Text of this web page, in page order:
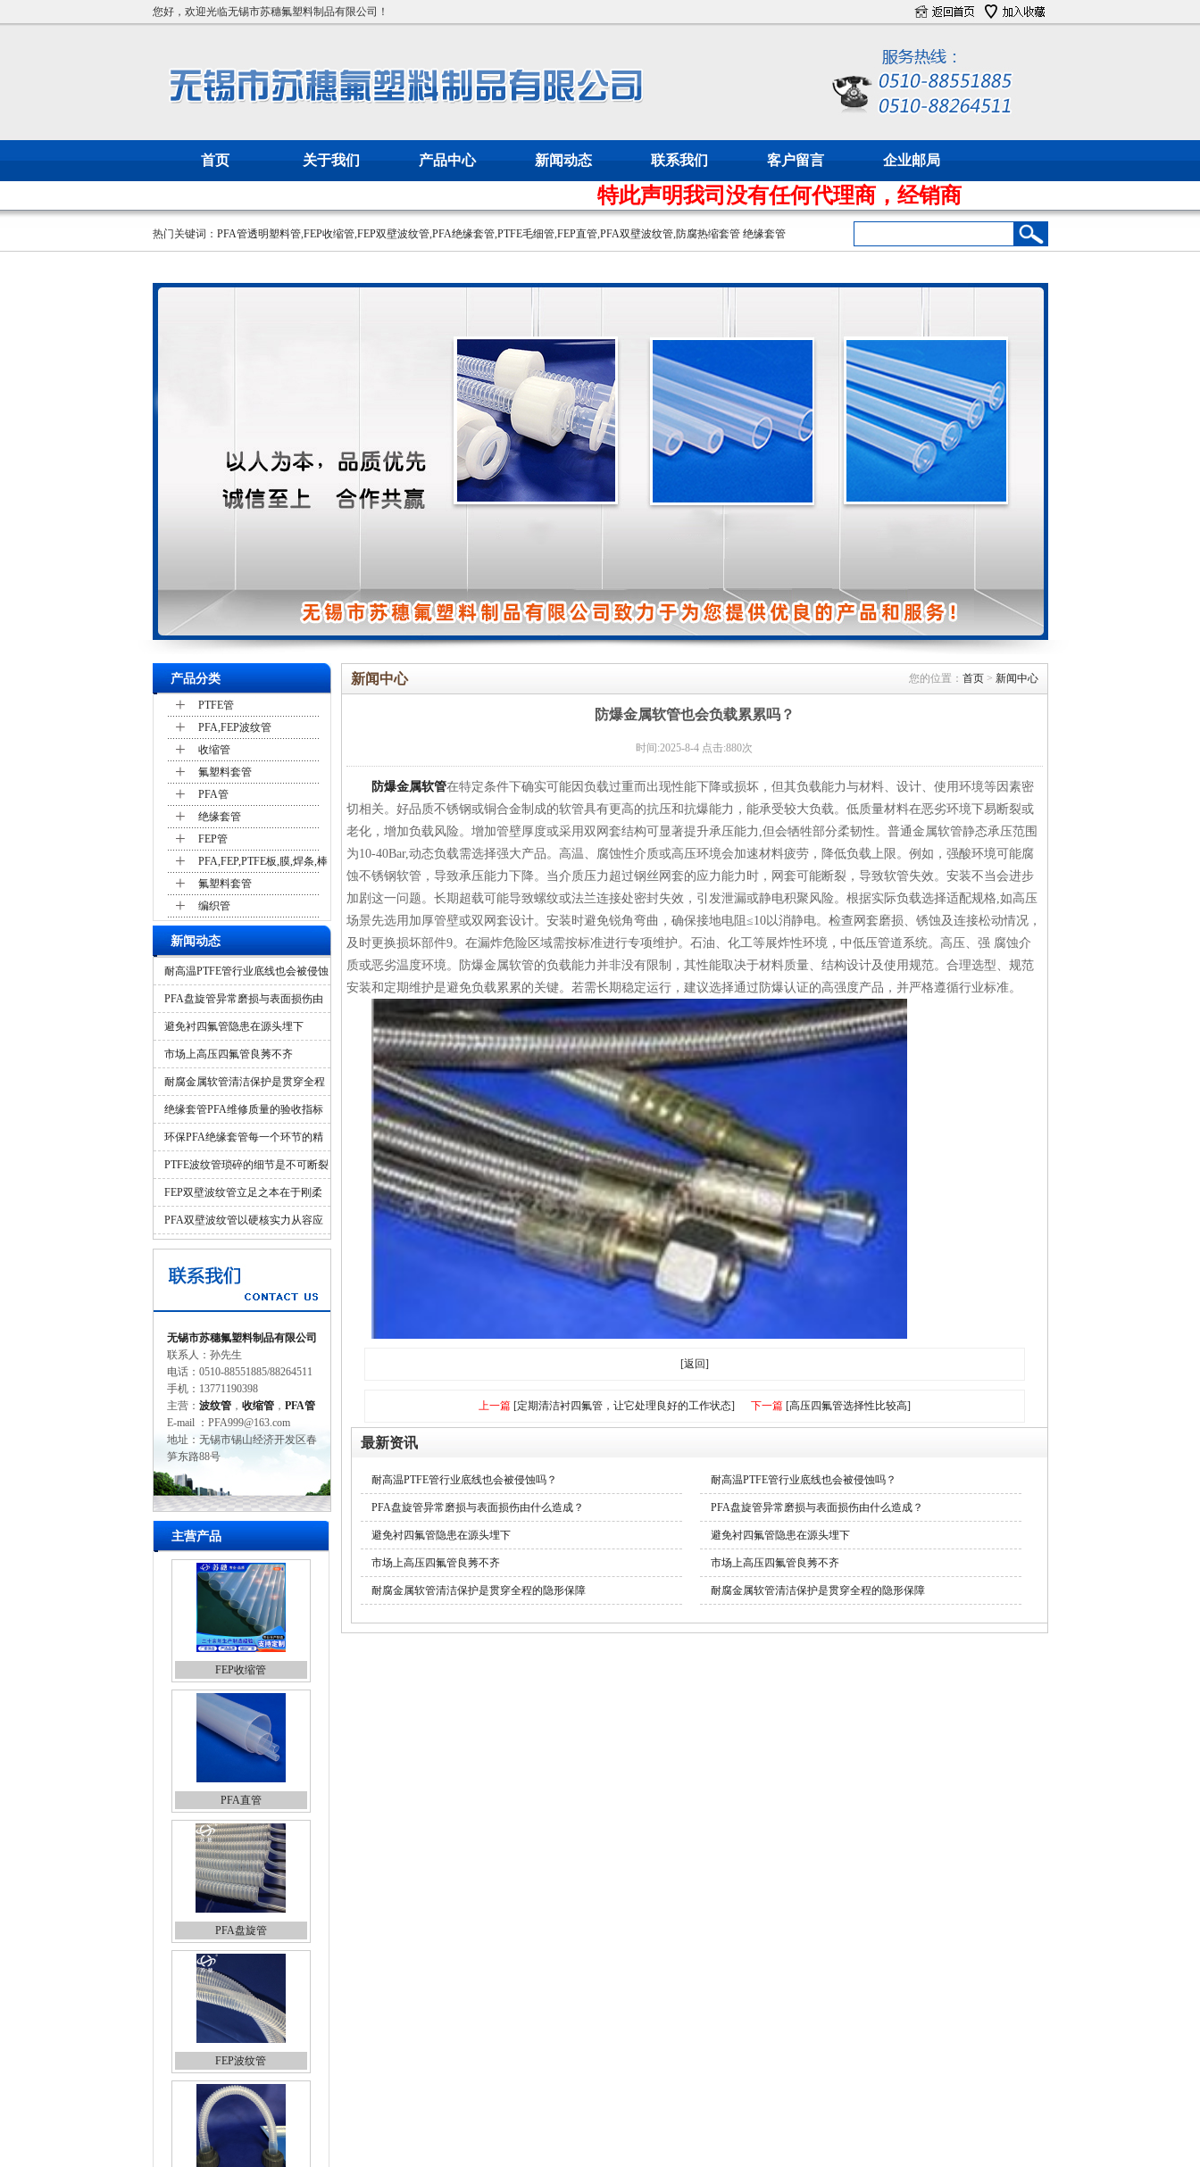
您好，欢迎光临无锡市苏穗氟塑料制品有限公司！
首页 关于我们 产品中心 新闻动态 联系我们 客户留言 企业邮局
特此声明我司没有任何代理商，经销商
热门关键词： PFA管透明塑料管,FEP收缩管,FEP双壁波纹管,PFA绝缘套管,PTFE毛细管,FEP直管,PFA双壁波纹管,防腐热缩套管 绝缘套管
产品分类
+ PTFE管
+ PFA,FEP波纹管
+ 收缩管
+ 氟塑料套管
+ PFA管
+ 绝缘套管
+ FEP管
+ PFA,FEP,PTFE板,膜,焊条,棒
+ 氟塑料套管
+ 编织管
新闻动态
耐高温PTFE管行业底线也会被侵蚀
吗？
PFA盘旋管异常磨损与表面损伤由
什么造成？
避免衬四氟管隐患在源头埋下
市场上高压四氟管良莠不齐
耐腐金属软管清洁保护是贯穿全程
的隐形保障
绝缘套管PFA维修质量的验收指标
环保PFA绝缘套管每一个环节的精
细化管控
PTFE波纹管琐碎的细节是不可断裂
的一环
FEP双壁波纹管立足之本在于刚柔
并济的科学设计
PFA双壁波纹管以硬核实力从容应
对工业苛刻环境
无锡市苏穗氟塑料制品有限公司
联系人：孙先生
电话：0510-88551885/88264511
手机：13771190398
主营： 波纹管， 收缩管， PFA管
E-mail ：PFA999@163.com
地址：无锡市锡山经济开发区春
笋东路88号
主营产品
FEP收缩管
PFA直管
PFA盘旋管
FEP波纹管
新闻中心 您的位置： 首页> 新闻中心
防爆金属软管也会负载累累吗？
时间:2025-8-4 点击:880次
防爆金属软管在特定条件下确实可能因负载过重而出现性能下降或损坏，但其负载能力与材料、设计、使用环境等因素密
切相关。好品质不锈钢或铜合金制成的软管具有更高的抗压和抗爆能力，能承受较大负载。低质量材料在恶劣环境下易断裂或
老化，增加负载风险。增加管壁厚度或采用双网套结构可显著提升承压能力,但会牺牲部分柔韧性。普通金属软管静态承压范围
为10-40Bar,动态负载需选择强大产品。高温、腐蚀性介质或高压环境会加速材料疲劳，降低负载上限。例如，强酸环境可能腐
蚀不锈钢软管，导致承压能力下降。当介质压力超过钢丝网套的应力能力时，网套可能断裂，导致软管失效。安装不当会进步
加剧这一问题。长期超载可能导致螺纹或法兰连接处密封失效，引发泄漏或静电积聚风险。根据实际负载选择适配规格,如高压
场景先选用加厚管壁或双网套设计。安装时避免锐角弯曲，确保接地电阻≤10以消静电。检查网套磨损、锈蚀及连接松动情况，
及时更换损坏部件9。在漏炸危险区域需按标准进行专项维护。石油、化工等展炸性环境，中低压管道系统。高压、强 腐蚀介
质或恶劣温度环境。防爆金属软管的负载能力并非没有限制，其性能取决于材料质量、结构设计及使用规范。合理选型、规范
安装和定期维护是避免负载累累的关键。若需长期稳定运行，建议选择通过防爆认证的高强度产品，并严格遵循行业标准。
[返回]
上一篇 [定期清洁衬四氟管，让它处理良好的工作状态] 下一篇 [高压四氟管选择性比较高]
最新资讯
耐高温PTFE管行业底线也会被侵蚀吗？
PFA盘旋管异常磨损与表面损伤由什么造成？
避免衬四氟管隐患在源头埋下
市场上高压四氟管良莠不齐
耐腐金属软管清洁保护是贯穿全程的隐形保障
耐高温PTFE管行业底线也会被侵蚀吗？
PFA盘旋管异常磨损与表面损伤由什么造成？
避免衬四氟管隐患在源头埋下
市场上高压四氟管良莠不齐
耐腐金属软管清洁保护是贯穿全程的隐形保障